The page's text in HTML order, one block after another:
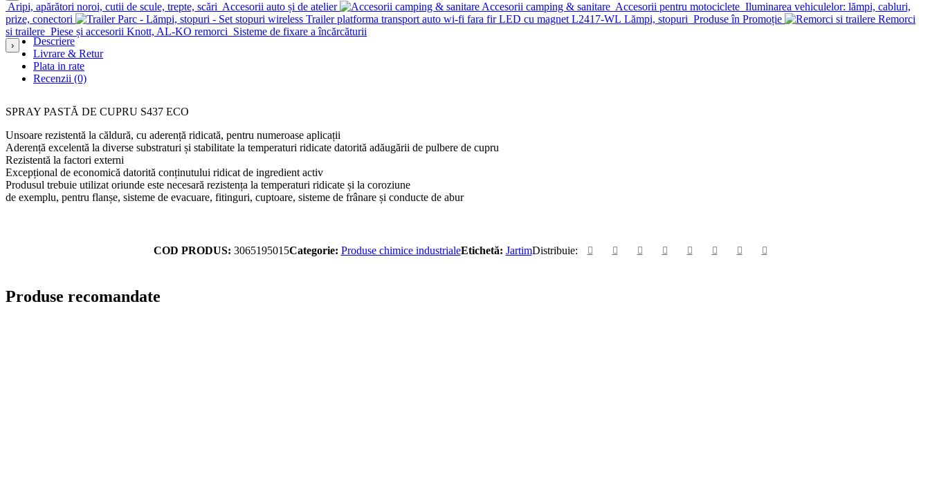
Aripi, apărători noroi, cutii de scule, trepte, scări Accesorii auto și de atelier Accesorii camping & sanitare Accesorii pentru motociclete Iluminarea vehiculelor: lămpi, cabluri,
prize, conectori
Lămpi, stopuri Produse în Promoție
Remorci
si trailere Piese și accesorii Knott, AL-KO remorci Sisteme de fixare a încărcăturii
›
Descriere
Livrare & Retur
Plata in rate
Recenzii (0)
SPRAY PASTĂ DE CUPRU S437 ECO
Unsoare rezistentă la căldură, cu aderență ridicată, pentru numeroase aplicații
Aderență excelentă la diverse substraturi și stabilitate la temperaturi ridicate datorită adăugării de pulbere de cupru
Rezistentă la factori externi
Excepțional de economică datorită conținutului ridicat de ingredient activ
Produsul trebuie utilizat oriunde este necesară rezistența la temperaturi ridicate și la coroziune
de exemplu, pentru flanșe, sisteme de evacuare, fitinguri, cuptoare, sisteme de frânare și conducte de abur
COD PRODUS: 3065195015Categorie: Produse chimice industrialeEtichetă: JartimDistribuie:
Produse recomandate